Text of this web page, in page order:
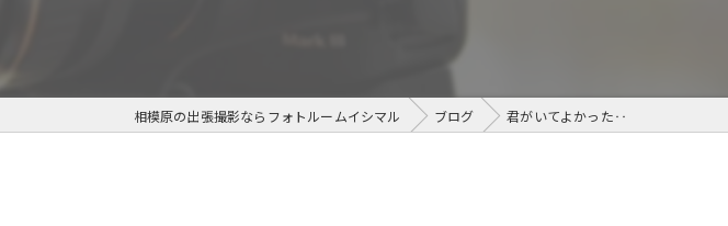
相模原の出張撮影ならフォトルームイシマル ブログ 君がいてよかった‥